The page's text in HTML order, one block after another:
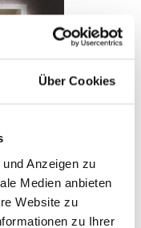
Über Cookies
Anzeigen zu
Medien anbieten
Website zu
zu Ihrer
mit Touch